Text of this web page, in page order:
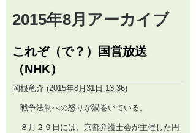
アクセス
弁護士費用
News
2015年8月アーカイブ
これぞ（で？）国営放送
（NHK）
岡根竜介 (2015年8月31日 13:36)
戦争法制への怒りが渦巻いている。
８月２９日には、京都弁護士会が主催した円